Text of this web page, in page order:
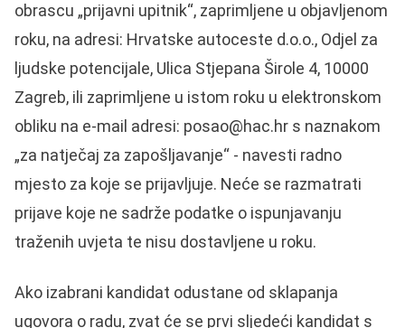
obrascu „prijavni upitnik“, zaprimljene u objavljenom
roku, na adresi: Hrvatske autoceste d.o.o., Odjel za
ljudske potencijale, Ulica Stjepana Širole 4, 10000
Zagreb, ili zaprimljene u istom roku u elektronskom
obliku na e-mail adresi: posao@hac.hr s naznakom
„za natječaj za zapošljavanje“ - navesti radno
mjesto za koje se prijavljuje. Neće se razmatrati
prijave koje ne sadrže podatke o ispunjavanju
traženih uvjeta te nisu dostavljene u roku.
Ako izabrani kandidat odustane od sklapanja
ugovora o radu, zvat će se prvi sljedeći kandidat s